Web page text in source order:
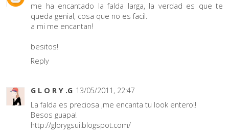
me ha encantado la falda larga, la verdad es que te
queda genial, cosa que no es facil.
a mi me encantan!
besitos!
Reply
G L O R Y .G 13/05/2011, 22:47
La falda es preciosa ,me encanta tu look entero!!
Besos guapa!
http://glorygsui.blogspot.com/